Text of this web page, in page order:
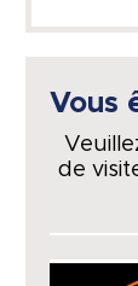
Vous
de